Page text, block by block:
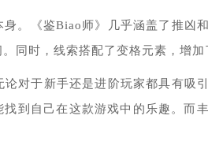
。《鉴Biao师》几乎涵盖了推凶
同时，线索搭配了变格元素，增加
对于新手还是进阶玩家都具有吸
到自己在这款游戏中的乐趣。而